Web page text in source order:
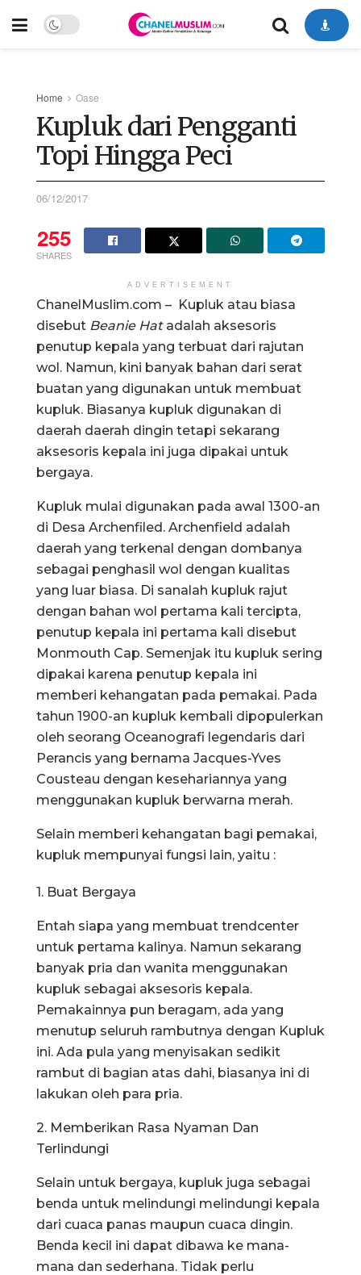
Home Oase
Kupluk dari Pengganti
Topi Hingga Peci
06/12/2017
255
SHARES
ADVERTISEMENT
ChanelMuslim.com – Kupluk atau biasa
disebut Beanie Hat adalah aksesoris
penutup kepala yang terbuat dari rajutan
wol. Namun, kini banyak bahan dari serat
buatan yang digunakan untuk membuat
kupluk. Biasanya kupluk digunakan di
daerah daerah dingin tetapi sekarang
aksesoris kepala ini juga dipakai untuk
bergaya.
Kupluk mulai digunakan pada awal 1300-an
di Desa Archenfiled. Archenfield adalah
daerah yang terkenal dengan dombanya
sebagai penghasil wol dengan kualitas
yang luar biasa. Di sanalah kupluk rajut
dengan bahan wol pertama kali tercipta,
penutup kepala ini pertama kali disebut
Monmouth Cap. Semenjak itu kupluk sering
dipakai karena penutup kepala ini
memberi kehangatan pada pemakai. Pada
tahun 1900-an kupluk kembali dipopulerkan
oleh seorang Oceanografi legendaris dari
Perancis yang bernama Jacques-Yves
Cousteau dengan kesehariannya yang
menggunakan kupluk berwarna merah.
Selain memberi kehangatan bagi pemakai,
kupluk mempunyai fungsi lain, yaitu :
1. Buat Bergaya
Entah siapa yang membuat trendcenter
untuk pertama kalinya. Namun sekarang
banyak pria dan wanita menggunakan
kupluk sebagai aksesoris kepala.
Pemakainnya pun beragam, ada yang
menutup seluruh rambutnya dengan Kupluk
ini. Ada pula yang menyisakan sedikit
rambut di bagian atas dahi, biasanya ini di
lakukan oleh para pria.
2. Memberikan Rasa Nyaman Dan
Terlindungi
Selain untuk bergaya, kupluk juga sebagai
benda untuk melindungi melindungi kepala
dari cuaca panas maupun cuaca dingin.
Benda kecil ini dapat dibawa ke mana-
mana dan sederhana. Tidak perlu